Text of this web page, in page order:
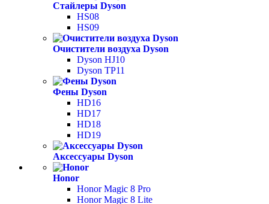
Стайлеры Dyson
HS08
HS09
Очистители воздуха Dyson
Dyson HJ10
Dyson TP11
Фены Dyson
HD16
HD17
HD18
HD19
Аксессуары Dyson
Honor
Honor Magic 8 Pro
Honor Magic 8 Lite